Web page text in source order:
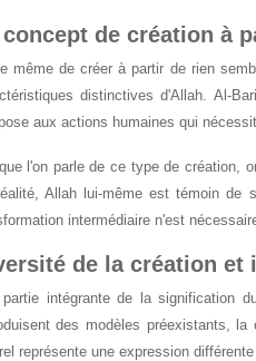
concept de création à
même de créer à partir de rien
distinctives d'Allah. Al-
aux actions humaines qui
l'on parle de ce type de création,
Allah lui-même est témoin de
intermédiaire n'est
de la création et
partie intégrante de la signification
des modèles préexistants,
représente une expression